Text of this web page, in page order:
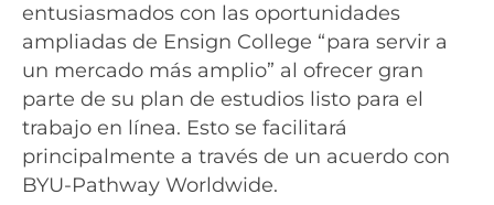
entusiasmados con las oportunidades
ampliadas de Ensign College “para servir a
un mercado más amplio” al ofrecer gran
parte de su plan de estudios listo para el
trabajo en línea. Esto se facilitará
principalmente a través de un acuerdo con
BYU-Pathway Worldwide.